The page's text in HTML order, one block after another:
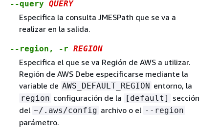
--query QUERY
Especifica la consulta JMESPath que se va a
realizar en la salida.
--region, -r REGION
Especifica el que se va Región de AWS a utilizar.
Región de AWS Debe especificarse mediante la
variable de AWS_DEFAULT_REGION entorno, la
region configuración de la [default]
sección
del ~/.aws/config archivo o el --region
parámetro.